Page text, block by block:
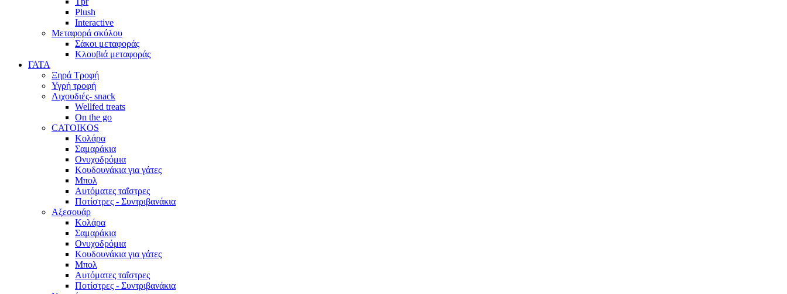
Plush
Interactive
Μεταφορά σκύλου
Σάκοι μεταφοράς
Κλουβιά μεταφοράς
ΓΑΤΑ
Ξηρά Τροφή
Υγρή τροφή
Λιχουδιές- snack
Wellfed treats
On the go
CATOIKOS
Κολάρα
Σαμαράκια
Ονυχοδρόμια
Κουδουνάκια για γάτες
Μπολ
Αυτόματες ταΐστρες
Ποτίστρες - Συντριβανάκια
Αξεσουάρ
Κολάρα
Σαμαράκια
Ονυχοδρόμια
Κουδουνάκια για γάτες
Μπολ
Αυτόματες ταΐστρες
Ποτίστρες - Συντριβανάκια